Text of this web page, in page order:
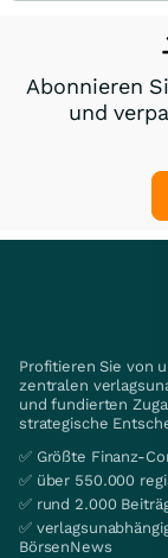
Abonnieren
und
Profitieren Sie von
zentralen
und fundierten
strategische
✅ Größte Finanz-
✅ über 550.000
✅ rund 2.000
✅
BörsenNews